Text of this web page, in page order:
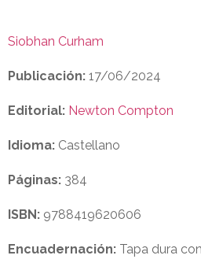
Siobhan Curham
Publicación: 17/06/2024
Editorial: Newton Compton
Idioma: Castellano
Páginas: 384
ISBN: 9788419620606
Encuadernación: Tapa dura